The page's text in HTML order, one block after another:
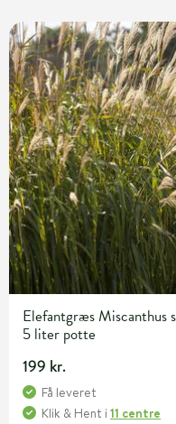
Elefantgræs Miscanthus
5 liter potte
199 kr.
Få leveret
Klik & Hent i 11 centre